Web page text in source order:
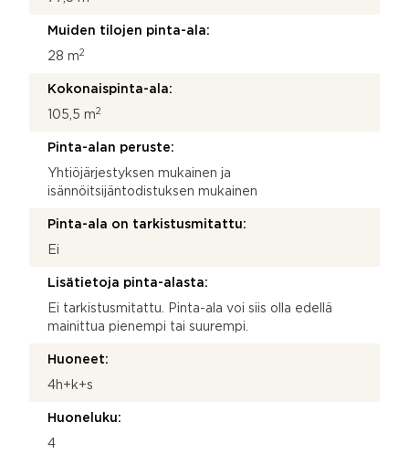
Muiden tilojen pinta-ala:
28 m2
Kokonaispinta-ala:
105,5 m2
Pinta-alan peruste:
Yhtiöjärjestyksen mukainen ja
isännöitsijäntodistuksen mukainen
Pinta-ala on tarkistusmitattu:
Ei
Lisätietoja pinta-alasta:
Ei tarkistusmitattu. Pinta-ala voi siis olla edellä
mainittua pienempi tai suurempi.
Huoneet:
4h+k+s
Huoneluku:
4